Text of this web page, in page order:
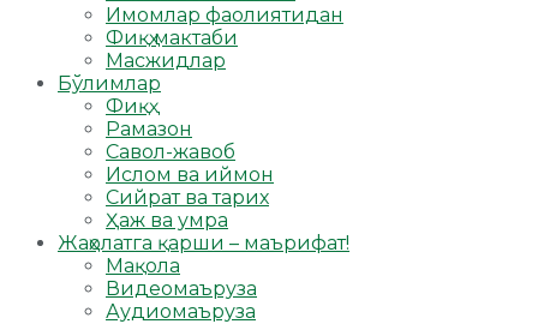
Имомлар фаолиятидан
Фиқҳ мактаби
Масжидлар
Бўлимлар
Фиқҳ
Рамазон
Савол-жавоб
Ислом ва иймон
Сийрат ва тарих
Ҳаж ва умра
Жаҳолатга қарши – маърифат!
Мақола
Видеомаъруза
Аудиомаъруза